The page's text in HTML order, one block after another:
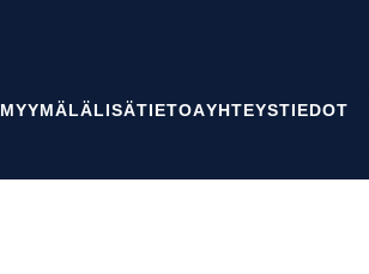
MYYMÄLÄLISÄTIETOAYHTEYSTIEDOT